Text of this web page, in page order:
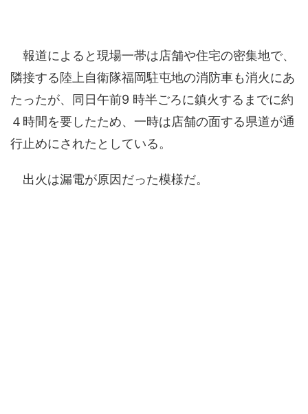
報道によると現場一帯は店舗や住宅の密集地で、
隣接する陸上自衛隊福岡駐屯地の消防車も消火にあ
たったが、同日午前9 時半ごろに鎮火するまでに約
４時間を要したため、一時は店舗の面する県道が通
行止めにされたとしている。
出火は漏電が原因だった模様だ。